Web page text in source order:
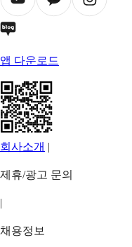
앱 다운로드
회사소개 |
제휴/광고 문의
|
채용정보